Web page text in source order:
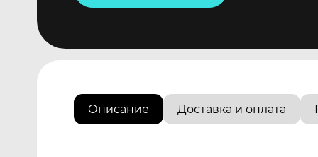
Описание Доставка и оплата